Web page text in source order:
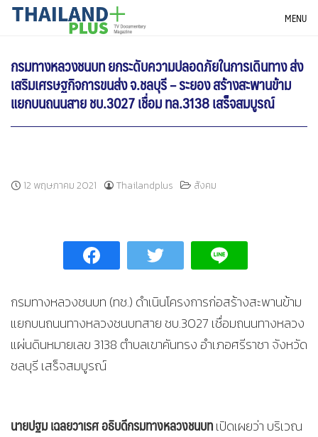
SkipTHAILANDPLUS NEWS MENU
กรมทางหลวงชนบท ยกระดับความปลอดภัยในการเดินทาง ส่ง
เสริมเศรษฐกิจการขนส่ง จ.ชลบุรี – ระยอง สร้างสะพานข้าม
แยกบนถนนสาย ชบ.3027 เชื่อม ทล.3138 เสร็จสมบูรณ์
12 พฤษภาคม 2021 Thailandplus สังคม
กรมทางหลวงชนบท (ทช.) ดำเนินโครงการก่อสร้างสะพานข้าม
แยกบนถนนทางหลวงชนบทสาย ชบ.3027 เชื่อมถนนทางหลวง
แผ่นดินหมายเลข 3138 ตำบลเขาคันทรง อำเภอศรีราชา จังหวัด
ชลบุรี เสร็จสมบูรณ์
นายปฐม เฉลยวาเรศ อธิบดีกรมทางหลวงชนบทเปิดเผยว่า บริเวณ